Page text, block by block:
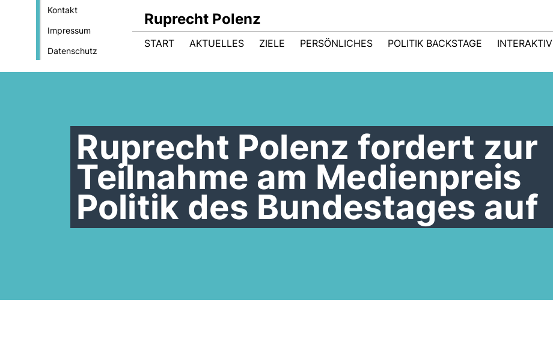
Kontakt
Impressum
Datenschutz
Ruprecht Polenz
START AKTUELLES ZIELE PERSÖNLICHES POLITIK BACKSTAGE INTERAKTIV
Ruprecht Polenz fordert zur
Teilnahme am Medienpreis
Politik des Bundestages auf